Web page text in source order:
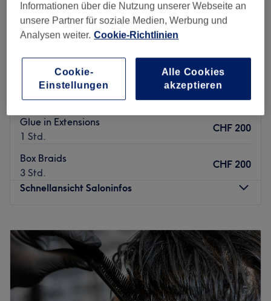
Beauty ASAP
4.8
89 Bewertungen
Wetzikon
Auf Karte anzeigen
Cornrows
1 Std.
CHF 75
Glue in Extensions
1 Std.
CHF 200
Box Braids
3 Std.
CHF 200
Schnellansicht Saloninfos
Dienstag
10:00 –
20:00
Mittwoch
10:00–20:00
Donnerstag
10:00–20:00
Freitag
10:00–20:00
10:00–18:00
Informationen über die Nutzung unserer Webseite an
unsere Partner für soziale Medien, Werbung und
Analysen weiter. Cookie-Richtlinien
Alle Cookies
akzeptieren
Cookie-
Einstellungen